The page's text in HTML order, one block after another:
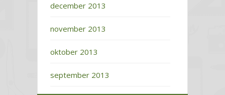
december 2013
november 2013
oktober 2013
september 2013